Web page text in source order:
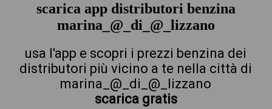
scarica app distributori benzina
marina_@_di_@_lizzano
usa l'app e scopri i prezzi benzina dei
distributori più vicino a te nella città di
marina_@_di_@_lizzano
scarica gratis